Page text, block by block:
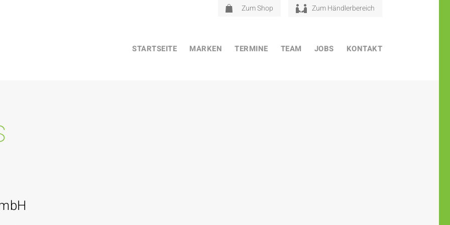
Zum Shop Zum Händlerbereich
STARTSEITE MARKEN TERMINE TEAM JOBS KONTAKT